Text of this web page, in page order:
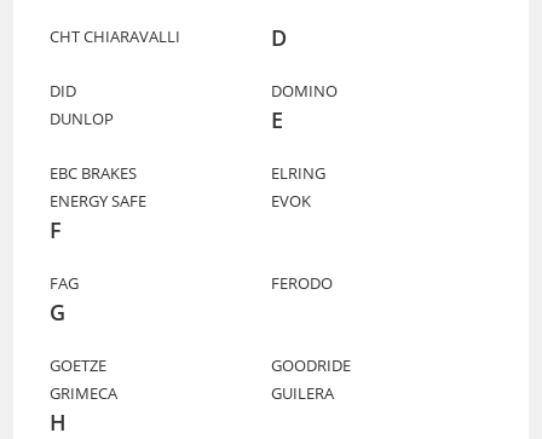
CHT CHIARAVALLI D
DID
DOMINO
DUNLOP
E
EBC BRAKES
ELRING
ENERGY SAFE
EVOK
F
FAG FERODO
G
GOETZE
GOODRIDE
GRIMECA
GUILERA
H